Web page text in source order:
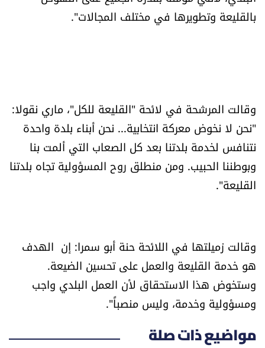
بالقليعة وتطويرها في مختلف المجالات".
وقالت المرشحة في لائحة "القليعة للكل"، ماري نقولا:
"نحن لا نخوض معركة انتخابية... نحن أبناء بلدة واحدة
نتنافس لخدمة بلدتنا بعد كل الصعاب التي ألمت بنا
وبوطننا الحبيب. ومن منطلق روح المسؤولية تجاه بلدتنا
القليعة".
وقالت زميلتها في اللائحة حنة أبو سمرا: إن الهدف
هو خدمة القليعة والعمل على تحسين الضيعة.
وستخوض هذا الاستحقاق لأن العمل البلدي واجب
ومسؤولية وخدمة، وليس منصباً".
مواضيع ذات صلة